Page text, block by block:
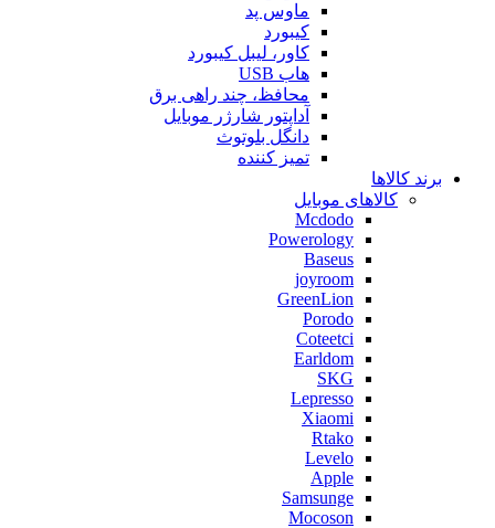
ماوس پد
کیبورد
کاور، لیبل کیبورد
هاب USB
محافظ، چند راهی برق
آداپتور شارژر موبایل
دانگل بلوتوث
تمیز کننده
برند کالاها
کالاهای موبایل
Mcdodo
Powerology
Baseus
joyroom
GreenLion
Porodo
Coteetci
Earldom
SKG
Lepresso
Xiaomi
Rtako
Levelo
Apple
Samsunge
Mocoson